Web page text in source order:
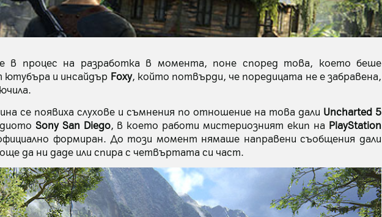
е в процес на разработка в момента, поне според това, което беше
и инсайдър Foxy, който потвърди, че поредицата не е забравена,
се появиха слухове и съмнения по отношение на това дали Uncharted 5
Sony San Diego, в което работи мистериозният екип на PlayStation
формиран. До този момент нямаше направени съобщения дали
да ни даде или спира с четвъртата си част.